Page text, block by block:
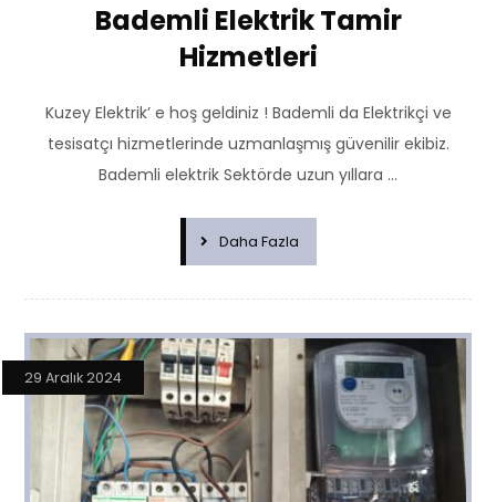
Bademli Elektrik Tamir
Hizmetleri
Kuzey Elektrik’ e hoş geldiniz ! Bademli da Elektrikçi ve
tesisatçı hizmetlerinde uzmanlaşmış güvenilir ekibiz.
Bademli elektrik Sektörde uzun yıllara ...
Daha Fazla
29 Aralık 2024